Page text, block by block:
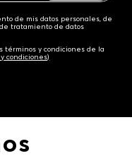
de mis datos personales, de
tratamiento de datos
términos y condiciones de la
condiciones)